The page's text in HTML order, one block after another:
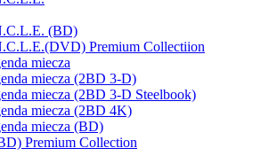
(BD)
Premium Collectiion
miecza
miecza (2BD 3-D)
miecza (2BD 3-D Steelbook)
miecza (2BD 4K)
miecza (BD)
Premium Collection